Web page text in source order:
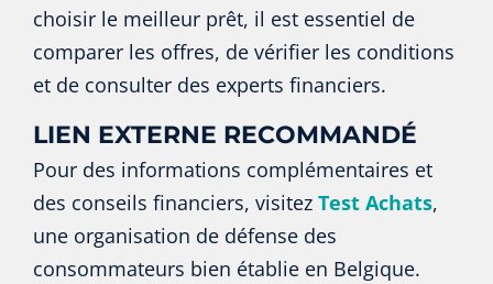
choisir le meilleur prêt, il est essentiel de
comparer les offres, de vérifier les conditions
et de consulter des experts financiers.
LIEN EXTERNE RECOMMANDÉ
Pour des informations complémentaires et
des conseils financiers, visitez Test Achats,
une organisation de défense des
consommateurs bien établie en Belgique.